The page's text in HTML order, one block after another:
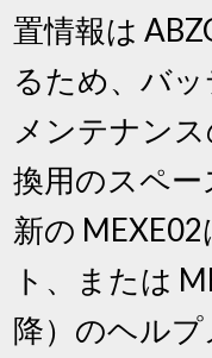
置情報は
るため、バ
メンテナン
換用のスペー
新の
ト、または
降）のヘル